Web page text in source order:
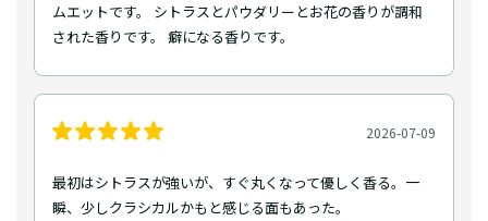
ムエットです。 シトラスとパウダリーとお花の香りが調和
された香りです。 癖になる香りです。
2026-07-09
最初はシトラスが強いが、すぐ丸くなって優しく香る。一
瞬、少しクラシカルかもと感じる面もあった。